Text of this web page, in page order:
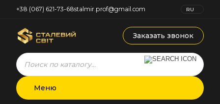
+38 (067) 621-73-68stalmir.prof@gmail.com
RU
Заказать звонок
Products
search
Меню